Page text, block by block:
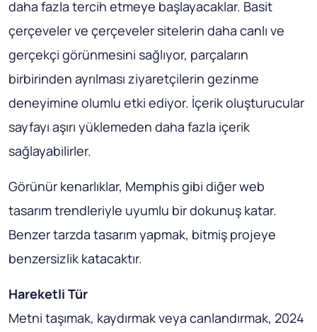
daha fazla tercih etmeye başlayacaklar. Basit
çerçeveler ve çerçeveler sitelerin daha canlı ve
gerçekçi görünmesini sağlıyor, parçaların
birbirinden ayrılması ziyaretçilerin gezinme
deneyimine olumlu etki ediyor. İçerik oluşturucular
sayfayı aşırı yüklemeden daha fazla içerik
sağlayabilirler.
Görünür kenarlıklar, Memphis gibi diğer web
tasarım trendleriyle uyumlu bir dokunuş katar.
Benzer tarzda tasarım yapmak, bitmiş projeye
benzersizlik katacaktır.
Hareketli Tür
Metni taşımak, kaydırmak veya canlandırmak, 2024